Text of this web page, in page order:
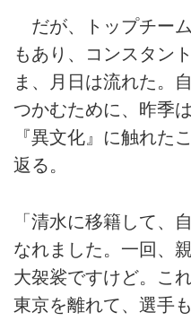
だが、トップチー
もあり、コンスタン
ま、月日は流れた。
つかむために、昨季
『異文化』に触れた
返る。
「清水に移籍して、
なれました。一回、
大袈裟ですけど。こ
東京を離れて、選手